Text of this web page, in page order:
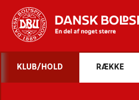
KLUB/HOLD RÆKKE